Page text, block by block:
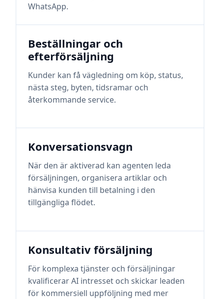
WhatsApp.
Beställningar och
efterförsäljning
Kunder kan få vägledning om köp, status,
nästa steg, byten, tidsramar och
återkommande service.
Konversationsvagn
När den är aktiverad kan agenten leda
försäljningen, organisera artiklar och
hänvisa kunden till betalning i den
tillgängliga flödet.
Konsultativ försäljning
För komplexa tjänster och försäljningar
kvalificerar AI intresset och skickar leaden
för kommersiell uppföljning med mer